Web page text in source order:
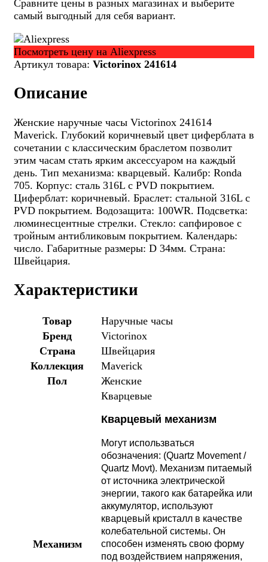
Сравните цены в разных магазинах и выберите
самый выгодный для себя вариант.
Посмотреть цену на Aliexpress
Артикул товара: Victorinox 241614
Описание
Женские наручные часы Victorinox 241614
Maverick. Глубокий коричневый цвет циферблата в
сочетании с классическим браслетом позволит
этим часам стать ярким аксессуаром на каждый
день. Тип механизма: кварцевый. Калибр: Ronda
705. Корпус: сталь 316L с PVD покрытием.
Циферблат: коричневый. Браслет: стальной 316L с
PVD покрытием. Водозащита: 100WR. Подсветка:
люминесцентные стрелки. Стекло: сапфировое с
тройным антибликовым покрытием. Календарь:
число. Габаритные размеры: D 34мм. Страна:
Швейцария.
Характеристики
Товар
Наручные часы
Бренд
Victorinox
Страна
Швейцария
Коллекция
Maverick
Пол
Женские
Механизм
Кварцевые
Кварцевый механизм
Могут использваться
обозначения: (Quartz Movement /
Quartz Movt). Механизм питаемый
от источника электрической
энергии, такого как батарейка или
аккумулятор, используют
кварцевый кристалл в качестве
колебательной системы. Он
способен изменять свою форму
под воздействием напряжения,